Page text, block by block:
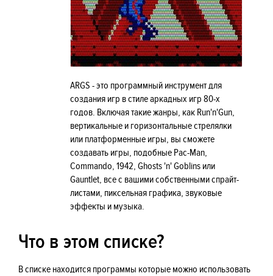
ARGS - это программный инструмент для
создания игр в стиле аркадных игр 80-х
годов. Включая такие жанры, как Run'n'Gun,
вертикальные и горизонтальные стрелялки
или платформенные игры, вы сможете
создавать игры, подобные Pac-Man,
Commando, 1942, Ghosts 'n' Goblins или
Gauntlet, все с вашими собственными спрайт-
листами, пиксельная графика, звуковые
эффекты и музыка.
Что в этом списке?
В списке находится программы которые можно использовать